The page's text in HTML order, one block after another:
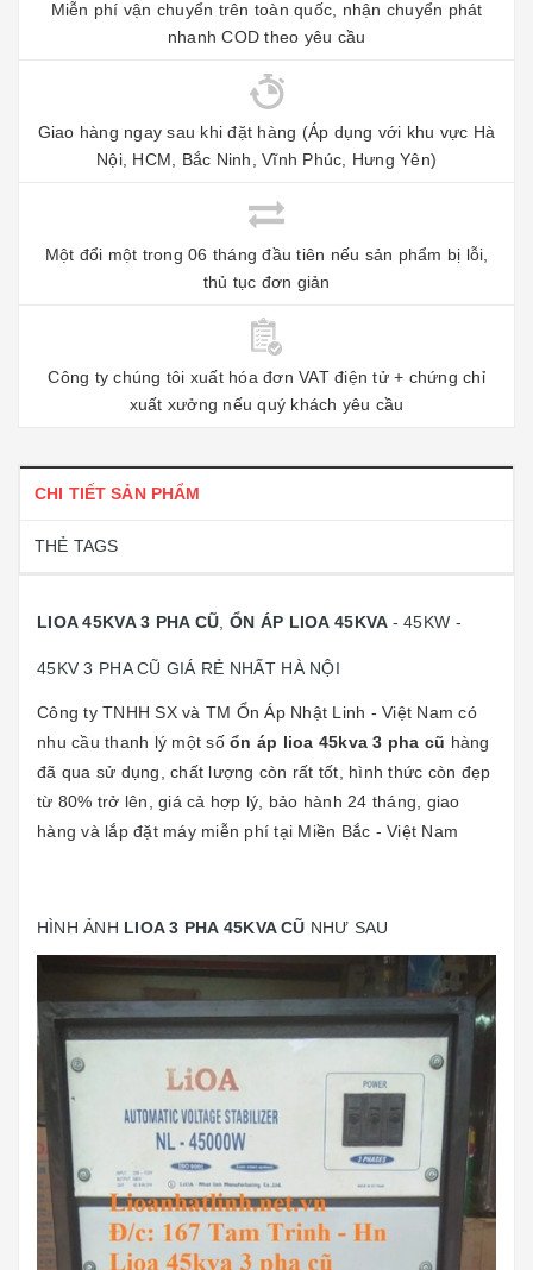
Miễn phí vận chuyển trên toàn quốc, nhận chuyển phát
nhanh COD theo yêu cầu
Giao hàng ngay sau khi đặt hàng (Áp dụng với khu vực Hà
Nội, HCM, Bắc Ninh, Vĩnh Phúc, Hưng Yên)
Một đổi một trong 06 tháng đầu tiên nếu sản phẩm bị lỗi,
thủ tục đơn giản
Công ty chúng tôi xuất hóa đơn VAT điện tử + chứng chỉ
xuất xưởng nếu quý khách yêu cầu
CHI TIẾT SẢN PHẨM
THẺ TAGS
LIOA 45KVA 3 PHA CŨ ỔN ÁP LIOA 45KVA - 45KW -
45KV 3 PHA CŨ GIÁ RẺ NHẤT HÀ NỘI
Công ty TNHH SX và TM Ổn Áp Nhật Linh - Việt Nam có
nhu cầu thanh lý một số ổn áp lioa 45kva 3 pha cũ hàng
đã qua sử dụng, chất lượng còn rất tốt, hình thức còn đẹp
từ 80% trở lên, giá cả hợp lý, bảo hành 24 tháng, giao
hàng và lắp đặt máy miễn phí tại Miền Bắc - Việt Nam
HÌNH ẢNH LIOA 3 PHA 45KVA CŨ NHƯ SAU